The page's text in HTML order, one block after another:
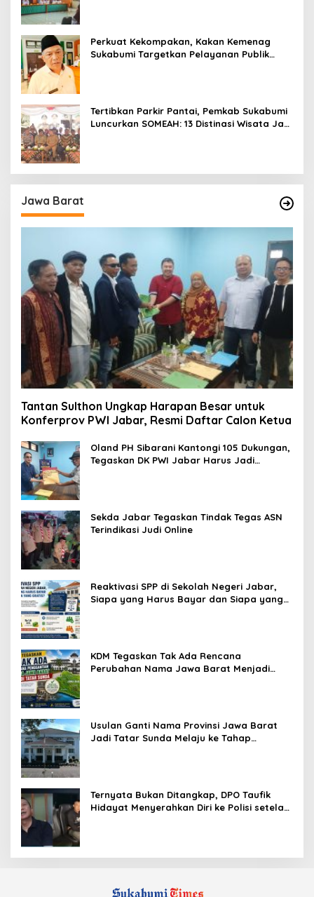
Perkuat Kekompakan, Kakan Kemenag
Sukabumi Targetkan Pelayanan Publik
Tertibkan Parkir Pantai, Pemkab Sukabumi
Luncurkan SOMEAH: 13 Distinasi Wisata Jadi
Jawa Barat
Tantan Sulthon Ungkap Harapan Besar untuk
Konferprov PWI Jabar, Resmi Daftar Calon Ketua
Oland PH Sibarani Kantongi 105 Dukungan,
Tegaskan DK PWI Jabar Harus Jadi
Sekda Jabar Tegaskan Tindak Tegas ASN
Terindikasi Judi Online
Reaktivasi SPP di Sekolah Negeri Jabar,
Siapa yang Harus Bayar dan Siapa yang
KDM Tegaskan Tak Ada Rencana
Perubahan Nama Jawa Barat Menjadi
Usulan Ganti Nama Provinsi Jawa Barat
Jadi Tatar Sunda Melaju ke Tahap
Ternyata Bukan Ditangkap, DPO Taufik
Hidayat Menyerahkan Diri ke Polisi setelah